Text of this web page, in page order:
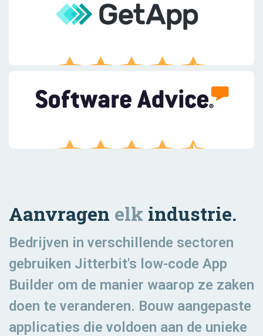
Aanvragen elk industrie.
Bedrijven in verschillende sectoren
gebruiken Jitterbit's low-code App
Builder om de manier waarop ze zaken
doen te veranderen. Bouw aangepaste
applicaties die voldoen aan de unieke